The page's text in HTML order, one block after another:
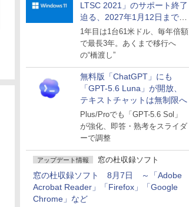
LTSC 2021」のサポート終了
迫る、2027年1月12日まで
～ESUは9月1日から販売
1年目は1台61米ドル、毎年倍額
で最長3年。あくまで移行へ
の“橋渡し”
無料版「ChatGPT」にも
「GPT-5.6 Luna」が開放、
テキストチャットは無制限へ
Plus/Proでも「GPT-5.6 Sol」
が強化、即答・熟考をスライダ
ーで調整
アップデート情報 窓の杜収録ソフト
窓の杜収録ソフト 8月7日 ～「Adobe
Acrobat Reader」「Firefox」「Google
Chrome」など